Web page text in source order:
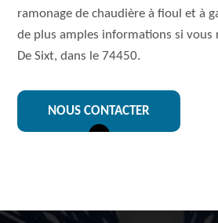
ramonage de chaudière à fioul et à
de plus amples informations si vous
De Sixt, dans le 74450.
NOUS CONTACTER